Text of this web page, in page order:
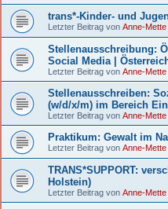
trans*-Kinder- und
Letzter Beitrag von Anne-Mette
Stellenausschreibung:
Social Media |
Letzter Beitrag von Anne-Mette
Stellenausschreiben:
(w/d/x/m) im Bereich
Letzter Beitrag von Anne-Mette
Praktikum: Gewalt im
Letzter Beitrag von Anne-Mette
TRANS*SUPPORT:
Holstein)
Letzter Beitrag von Anne-Mette